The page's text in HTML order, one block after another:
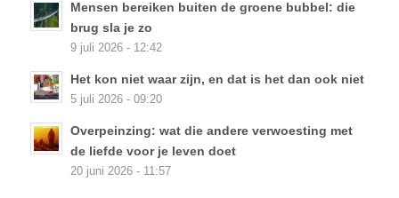
Mensen bereiken buiten de groene bubbel: die
brug sla je zo
9 juli 2026 - 12:42
Het kon niet waar zijn, en dat is het dan ook niet
5 juli 2026 - 09:20
Overpeinzing: wat die andere verwoesting met
de liefde voor je leven doet
20 juni 2026 - 11:57